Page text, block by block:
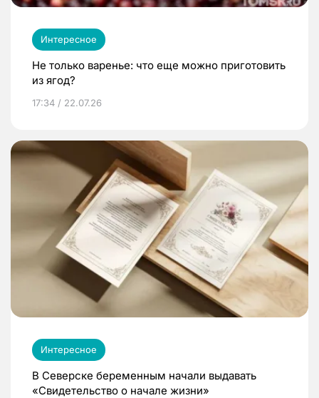
Интересное
Не только варенье: что еще можно приготовить
из ягод?
17:34 / 22.07.26
Интересное
В Северске беременным начали выдавать
«Свидетельство о начале жизни»